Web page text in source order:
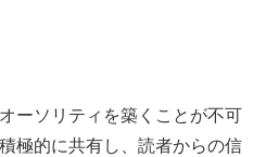
ーソリティを築くことが不可
極的に共有し、読者からの信